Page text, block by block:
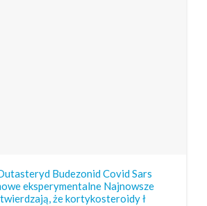
Budezonid Covid Sars
eksperymentalne Najnowsze
że kortykosteroidy ł